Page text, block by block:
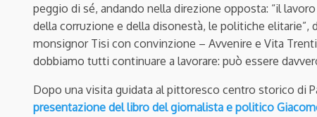
peggio di sé, andando nella direzione opposta: “il
della corruzione e della disonestà, le politiche elitarie”,
monsignor Tisi con convinzione – Avvenire e Vita
dobbiamo tutti continuare a lavorare: può essere
Dopo una visita guidata al pittoresco centro storico di
presentazione del libro del giornalista e politico